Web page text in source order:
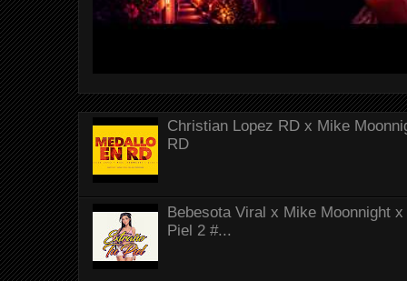
Christian Lopez RD x Mike
RD
Bebesota Viral x Mike Moonnight
Piel 2 #...